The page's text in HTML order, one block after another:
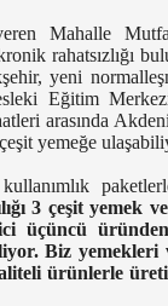
Mahalle
rahatsızlığı
yeni
Eğitim
arasında
yemeğe
3 çeşit yemek
üçüncü
Biz yemekleri
ürünlerle